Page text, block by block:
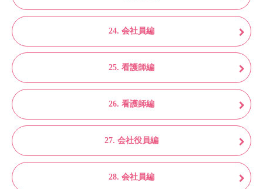
24. 会社員編
25. 看護師編
26. 看護師編
27. 会社役員編
28. 会社員編